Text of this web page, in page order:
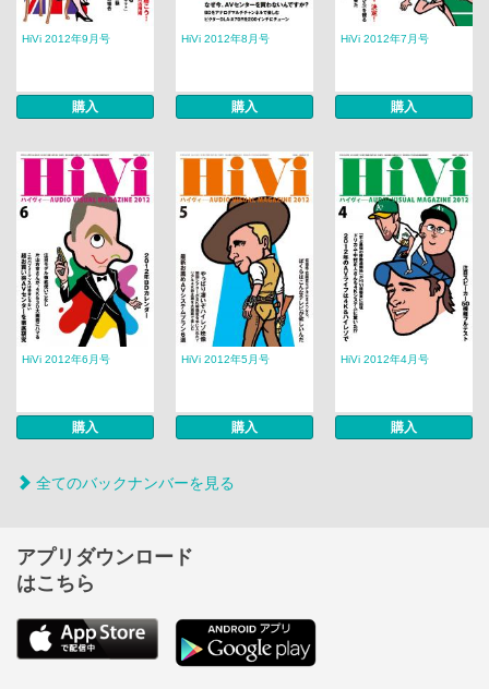
HiVi 2012年9月号
購入
HiVi 2012年8月号
購入
HiVi 2012年7月号
購入
HiVi 2012年6月号
購入
HiVi 2012年5月号
購入
HiVi 2012年4月号
購入
全てのバックナンバーを見る
アプリダウンロード
はこちら